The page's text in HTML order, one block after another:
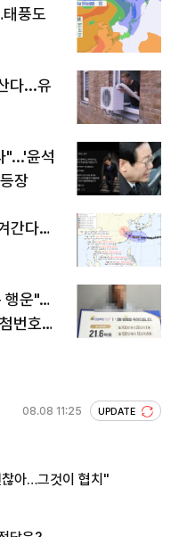
풍도
다...유
"...'윤석
장
간다…
행운"…
번호조
08.08 11:25 UPDATE
아…그것이 협치"